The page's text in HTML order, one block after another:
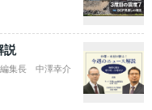
説
編集長 中澤幸介